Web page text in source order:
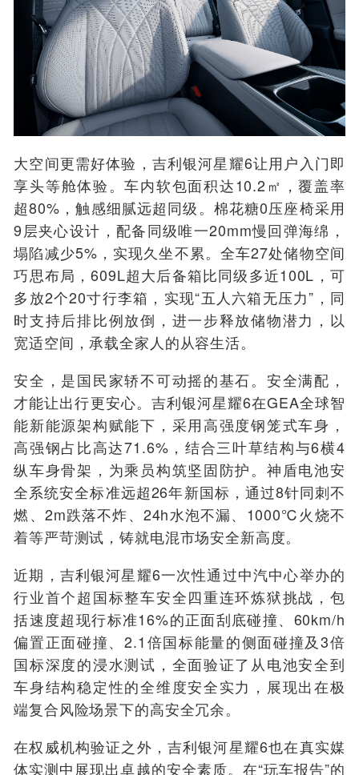
大空间更需好体验，吉利银河星耀6让用户入门即
享头等舱体验。车内软包面积达10.2㎡，覆盖率
超80%，触感细腻远超同级。棉花糖0压座椅采用
9层夹心设计，配备同级唯一20mm慢回弹海绵，
塌陷减少5%，实现久坐不累。全车27处储物空间
巧思布局，609L超大后备箱比同级多近100L，可
多放2个20寸行李箱，实现“五人六箱无压力”，同
时支持后排比例放倒，进一步释放储物潜力，以
宽适空间，承载全家人的从容生活。
安全，是国民家轿不可动摇的基石。安全满配，
才能让出行更安心。吉利银河星耀6在GEA全球智
能新能源架构赋能下，采用高强度钢笼式车身，
高强钢占比高达71.6%，结合三叶草结构与6横4
纵车身骨架，为乘员构筑坚固防护。神盾电池安
全系统安全标准远超26年新国标，通过8针同刺不
燃、2m跌落不炸、24h水泡不漏、1000℃火烧不
着等严苛测试，铸就电混市场安全新高度。
近期，吉利银河星耀6一次性通过中汽中心举办的
行业首个超国标整车安全四重连环炼狱挑战，包
括速度超现行标准16%的正面刮底碰撞、60km/h
偏置正面碰撞、2.1倍国标能量的侧面碰撞及3倍
国标深度的浸水测试，全面验证了从电池安全到
车身结构稳定性的全维度安全实力，展现出在极
端复合风险场景下的高安全冗余。
在权威机构验证之外，吉利银河星耀6也在真实媒
体实测中展现出卓越的安全素质。在“玩车报告”的